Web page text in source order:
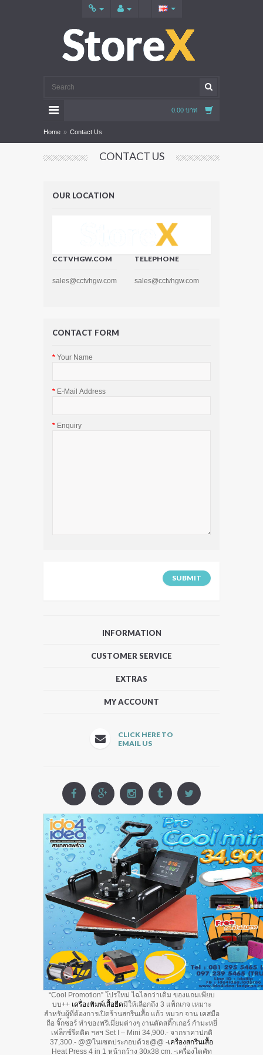
0.00 บาท
Home » Contact Us
CONTACT US
OUR LOCATION
CCTVHGW.COM
sales@cctvhgw.com
TELEPHONE
sales@cctvhgw.com
CONTACT FORM
Your Name
E-Mail Address
Enquiry
INFORMATION
CUSTOMER SERVICE
EXTRAS
MY ACCOUNT
CLICK HERE TO
EMAIL US
“Cool Promotion” โปรใหม่ ไฉไลกว่าเดิม ของแถมเพียบ
บบ++ เครื่องพิมพ์เสื้อยืดมีให้เลือกถึง 3 แพ็กเกจ เหมาะ
สำหรับผู้ที่ต้องการเปิดร้านสกรีนเสื้อ แก้ว หมวก จาน เคสมือ
ถือ จิ๊กซอร์ ทำของพรีเมี่ยมต่างๆ งานตัดสติ๊กเกอร์ กำมะหยี่
เฟล็กซ์รีดติด ฯลฯ Set I – Mini 34,900.- จากราคาปกติ
37,300.- @@ในเซตประกอบด้วย@@ -เครื่องสกรีนเสื้อ
Heat Press 4 in 1 หน้ากว้าง 30x38 cm. -เครื่องไดคัท